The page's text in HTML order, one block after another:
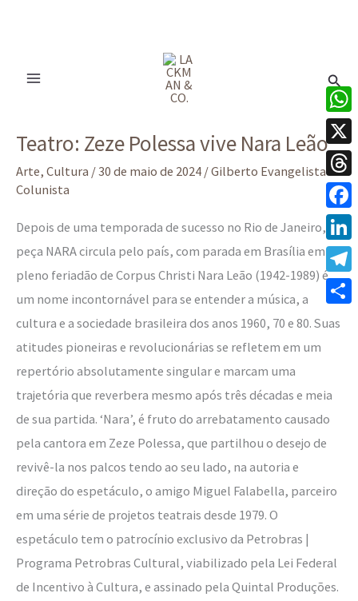
Teatro: Zeze Polessa vive Nara Leão
Arte, Cultura /30 de maio de 2024 /Gilberto Evangelista -
Colunista
Depois de uma temporada de sucesso no Rio de Janeiro, a
peça NARA circula pelo país, com parada em Brasília em
pleno feriadão de Corpus Christi Nara Leão (1942-1989) é
um nome incontornável para se entender a música, a
cultura e a sociedade brasileira dos anos 1960, 70 e 80. Suas
atitudes pioneiras e revolucionárias se refletem em um
repertório absolutamente singular e marcam uma
trajetória que reverbera mesmo após três décadas e meia
de sua partida. ‘Nara’, é fruto do arrebatamento causado
pela cantora em Zeze Polessa, que partilhou o desejo de
revivê-la nos palcos tendo ao seu lado, na autoria e
direção do espetáculo, o amigo Miguel Falabella, parceiro
em uma série de projetos teatrais desde 1979. O
espetáculo tem o patrocínio exclusivo da Petrobras |
Programa Petrobras Cultural, viabilizado pela Lei Federal
de Incentivo à Cultura, e assinado pela Quintal Produções.
Zeze
Polessa
vive Nara
X